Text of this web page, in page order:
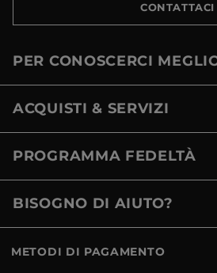
CONTATTACI
PER CONOSCERCI
ACQUISTI & SERVIZI
PROGRAMMA FEDELTÀ
BISOGNO DI AIUTO?
METODI DI PAGAMENTO